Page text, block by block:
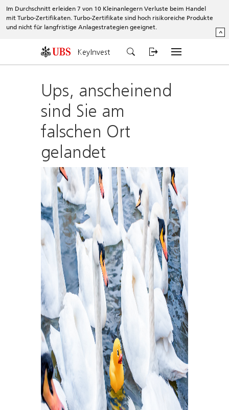
Im Durchschnitt erleiden 7 von 10 Kleinanlegern Verluste beim Handel
mit Turbo-Zertifikaten. Turbo-Zertifikate sind hoch risikoreiche Produkte
und nicht für langfristige Anlagestrategien geeignet.
^
KeyInvest
Ups, anscheinend
sind Sie am
falschen Ort
gelandet